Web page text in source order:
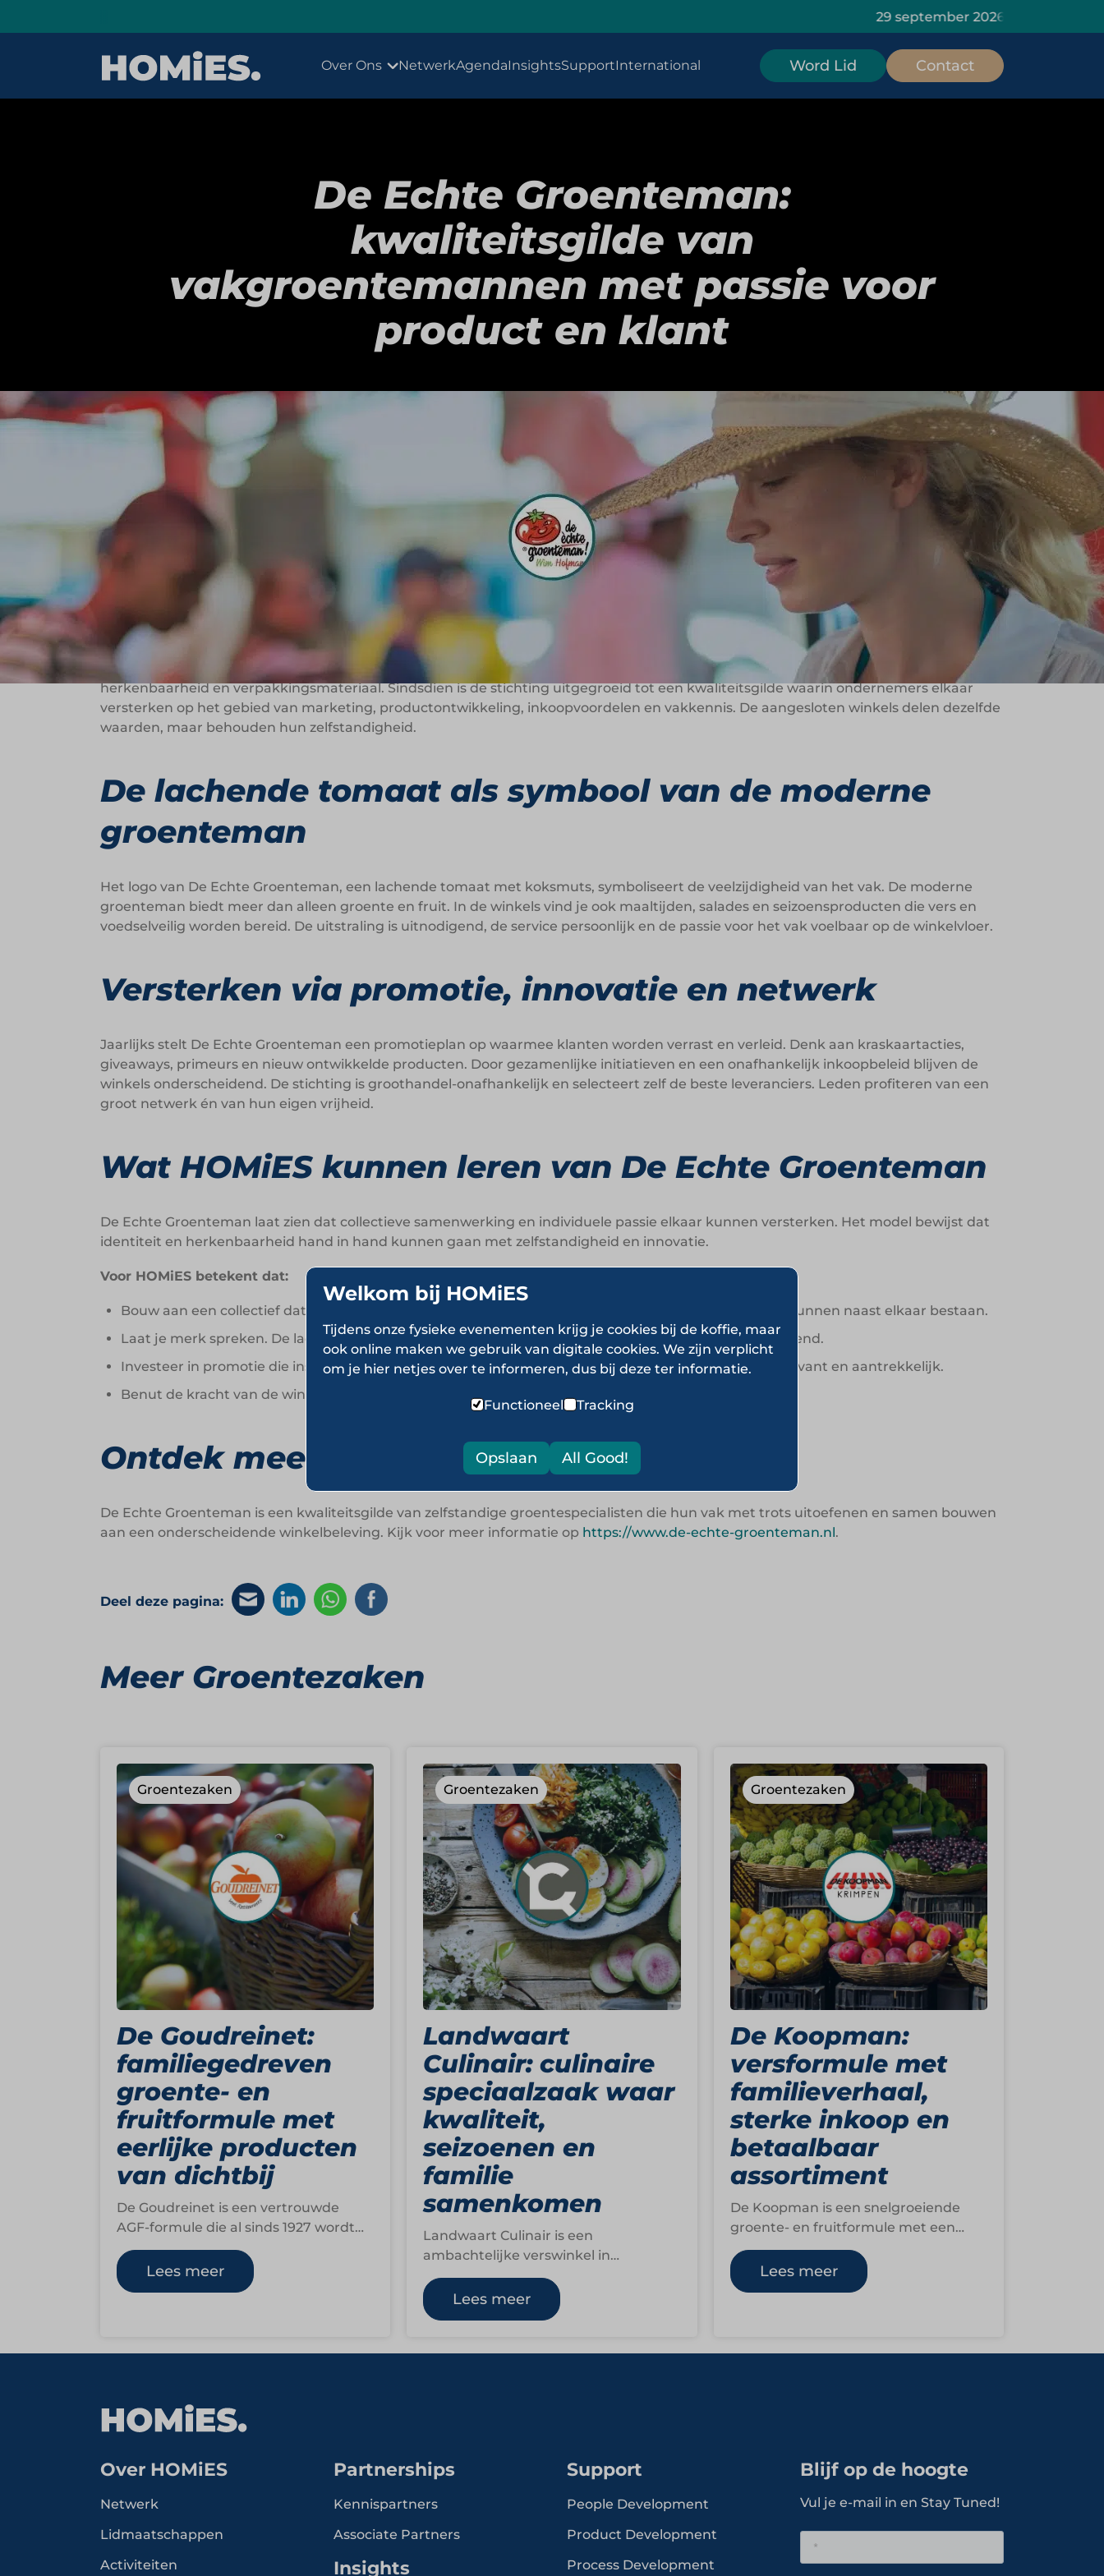
29 september 2026: HOMiES Masterclass
Over Ons NetwerkAgendaInsightsSupportInternational Word Lid Contact
De Echte Groenteman:
kwaliteitsgilde van
vakgroentemannen met passie voor
product en klant
De Echte Groenteman is een landelijk samenwerkingsverband van zelfstandig opererende groentespecialisten. Al meer dan dertig
jaar bundelen zij hun krachten in een stichting waarin kwaliteit, vakmanschap en klantgerichtheid centraal staan. Onder het
herkenbare logo van de lachende tomaat met koksmuts bouwen zij samen aan zichtbaarheid, productontwikkeling en
winkelbeleving.
Groentemannen met een gedeelde visie op vers,
service en uitstraling
De Echte Groenteman werd in de jaren tachtig opgericht door een groep groenteondernemers die gezamenlijk wilden investeren in
herkenbaarheid en verpakkingsmateriaal. Sindsdien is de stichting uitgegroeid tot een kwaliteitsgilde waarin ondernemers elkaar
versterken op het gebied van marketing, productontwikkeling, inkoopvoordelen en vakkennis. De aangesloten winkels delen dezelfde
waarden, maar behouden hun zelfstandigheid.
De lachende tomaat als symbool van de moderne
groenteman
Het logo van De Echte Groenteman, een lachende tomaat met koksmuts, symboliseert de veelzijdigheid van het vak. De moderne
groenteman biedt meer dan alleen groente en fruit. In de winkels vind je ook maaltijden, salades en seizoensproducten die vers en
voedselveilig worden bereid. De uitstraling is uitnodigend, de service persoonlijk en de passie voor het vak voelbaar op de winkelvloer.
Versterken via promotie, innovatie en netwerk
Jaarlijks stelt De Echte Groenteman een promotieplan op waarmee klanten worden verrast en verleid. Denk aan kraskaartacties,
giveaways, primeurs en nieuw ontwikkelde producten. Door gezamenlijke initiatieven en een onafhankelijk inkoopbeleid blijven de
winkels onderscheidend. De stichting is groothandel-onafhankelijk en selecteert zelf de beste leveranciers. Leden profiteren van een
groot netwerk én van hun eigen vrijheid.
Wat HOMiES kunnen leren van De Echte Groenteman
De Echte Groenteman laat zien dat collectieve samenwerking en individuele passie elkaar kunnen versterken. Het model bewijst dat
identiteit en herkenbaarheid hand in hand kunnen gaan met zelfstandigheid en innovatie.
Voor HOMiES betekent dat:
Bouw aan een collectief dat vakmensen verbindt zonder ze in te perken. Vrijheid en samenwerking kunnen naast elkaar bestaan.
Laat je merk spreken. De lachende tomaat maakt de formule zichtbaar, herkenbaar en onderscheidend.
Investeer in promotie die inspireert. Acties, verrassingen en nieuwe producten houden de winkel relevant en aantrekkelijk.
Benut de kracht van de winkelvloer. Passie voor het vak straalt af op de beleving van de klant.
Ontdek meer over De Echte Groenteman
De Echte Groenteman is een kwaliteitsgilde van zelfstandige groentespecialisten die hun vak met trots uitoefenen en samen bouwen
aan een onderscheidende winkelbeleving. Kijk voor meer informatie op https://www.de-echte-groenteman.nl.
Deel deze pagina:
Meer Groentezaken
Groentezaken
De Goudreinet:
familiegedreven
groente- en
fruitformule met
eerlijke producten
van dichtbij
De Goudreinet is een vertrouwde
AGF-formule die al sinds 1927 wordt
gedragen door de familie Van
Ravenswaaij. Wat begon als…
Lees meer
Groentezaken
Landwaart
Culinair: culinaire
speciaalzaak waar
kwaliteit,
seizoenen en
familie
samenkomen
Landwaart Culinair is een
ambachtelijke verswinkel in
Maartensdijk die bekendstaat om zijn
bijzondere assortiment, persoonlijke
service en liefde voor smaak.…
Lees meer
Groentezaken
De Koopman:
versformule met
familieverhaal,
sterke inkoop en
betaalbaar
assortiment
De Koopman is een snelgroeiende
groente- en fruitformule met een
duidelijke missie: gezond eten
betaalbaar houden voor iedereen.
Vanuit ruim…
Lees meer
Over HOMiES
Netwerk
Lidmaatschappen
Activiteiten
Partnerships
Kennispartners
Associate Partners
Insights
Support
People Development
Product Development
Process Development
Blijf op de hoogte
Vul je e-mail in en Stay Tuned!
Welkom bij HOMiES
Tijdens onze fysieke evenementen krijg je cookies bij de koffie, maar
ook online maken we gebruik van digitale cookies. We zijn verplicht
om je hier netjes over te informeren, dus bij deze ter informatie.
Functioneel Tracking
Opslaan All Good!